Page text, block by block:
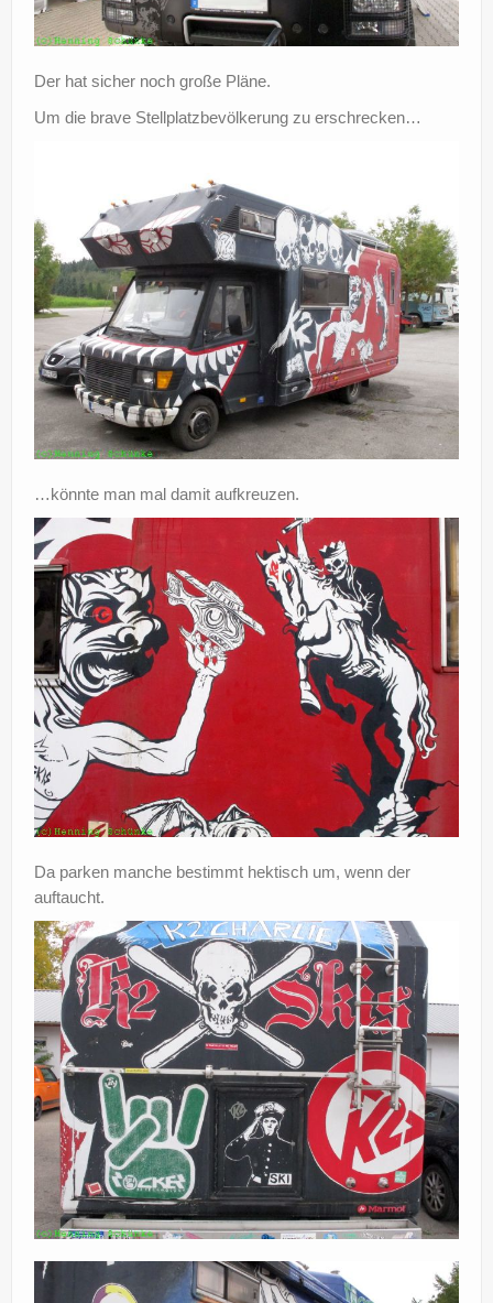
Der hat sicher noch große Pläne.
Um die brave Stellplatzbevölkerung zu erschrecken…
…könnte man mal damit aufkreuzen.
Da parken manche bestimmt hektisch um, wenn der
auftaucht.